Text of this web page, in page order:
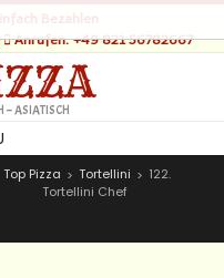
Anrufen: +49 821 56782667
– ASIATISCH
Top Pizza > Tortellini > 122.
Tortellini Chef